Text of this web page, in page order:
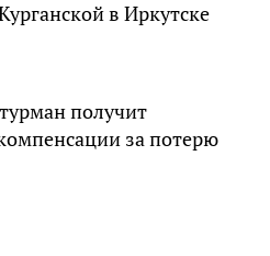
в Иркутске
получит
за потерю